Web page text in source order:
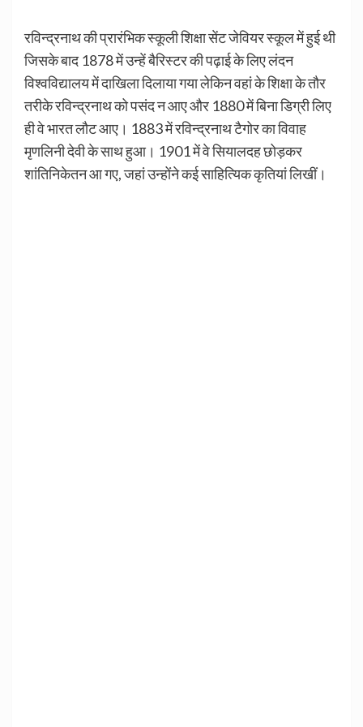
रविन्द्रनाथ की प्रारंभिक स्कूली शिक्षा सेंट जेवियर स्कूल में हुई थी
जिसके बाद 1878 में उन्हें बैरिस्टर की पढ़ाई के लिए लंदन
विश्वविद्यालय में दाखिला दिलाया गया लेकिन वहां के शिक्षा के तौर
तरीके रविन्द्रनाथ को पसंद न आए और 1880 में बिना डिग्री लिए
ही वे भारत लौट आए। 1883 में रविन्द्रनाथ टैगोर का विवाह
मृणलिनी देवी के साथ हुआ। 1901 में वे सियालदह छोड़कर
शांतिनिकेतन आ गए, जहां उन्होंने कई साहित्यिक कृतियां लिखीं।